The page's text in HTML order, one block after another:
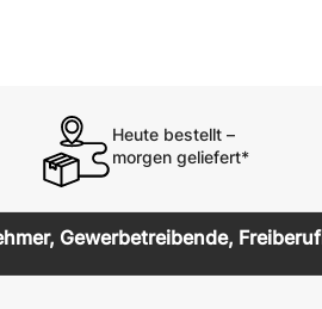
Heute bestellt –
morgen geliefert*
Gewerbetreibende,